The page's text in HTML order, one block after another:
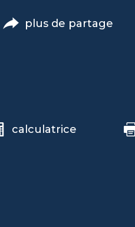
plus de partage
calculatrice